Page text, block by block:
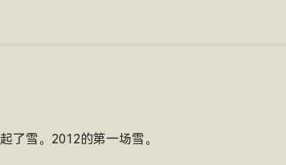
了雪。2012的第一场雪。